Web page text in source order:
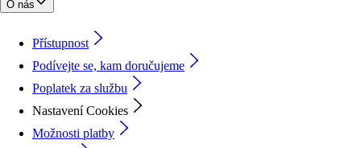
O nás
Přístupnost
Podívejte se, kam doručujeme
Poplatek za službu
Nastavení Cookies
Možnosti platby